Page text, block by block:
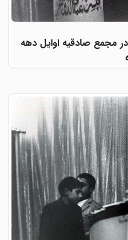
مجمع صادقیه اوایل دهه